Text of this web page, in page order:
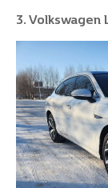
3. Volkswagen